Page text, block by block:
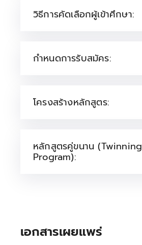
วิธีการคัดเลือกผู้เข้าศึกษา:
กำหนดการรับสมัคร:
โครงสร้างหลักสูตร:
หลักสูตรคู่ขนาน (Twinning
Program):
เอกสารเผยแพร่